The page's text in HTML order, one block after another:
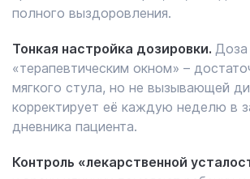
полного выздоровления.
Тонкая настройка дозировки.
«терапевтическим окном» –
мягкого стула, но не вызывающей
корректирует её каждую неделю в
дневника пациента.
Контроль «лекарственной